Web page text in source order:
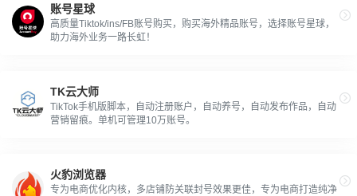
账号星球
高质量Tiktok/ins/FB账号购买，购买海外精品账号，选择账号星球，
助力海外业务一路长虹！
TK云大师
TikTok手机版脚本，自动注册账户，自动养号，自动发布作品，自动
营销留痕。单机可管理10万账号。
火豹浏览器
专为电商优化内核，多店铺防关联封号效果更佳，专为电商打造纯净